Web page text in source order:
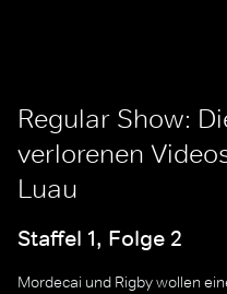
Regular Show:
verlorenen
Luau
Staffel 1, Folge 2
Mordecai und Rigby wollen